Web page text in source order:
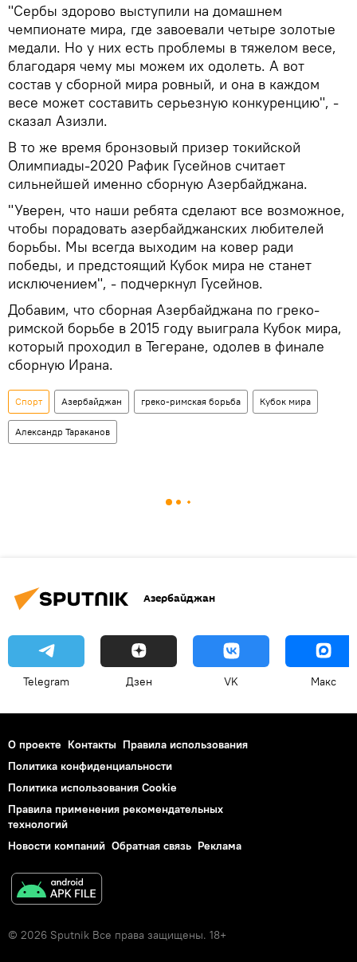
"Сербы здорово выступили на домашнем
чемпионате мира, где завоевали четыре золотые
медали. Но у них есть проблемы в тяжелом весе,
благодаря чему мы можем их одолеть. А вот
состав у сборной мира ровный, и она в каждом
весе может составить серьезную конкуренцию", -
сказал Азизли.
В то же время бронзовый призер токийской
Олимпиады-2020 Рафик Гусейнов считает
сильнейшей именно сборную Азербайджана.
"Уверен, что наши ребята сделают все возможное,
чтобы порадовать азербайджанских любителей
борьбы. Мы всегда выходим на ковер ради
победы, и предстоящий Кубок мира не станет
исключением", - подчеркнул Гусейнов.
Добавим, что сборная Азербайджана по греко-
римской борьбе в 2015 году выиграла Кубок мира,
который проходил в Тегеране, одолев в финале
сборную Ирана.
Спорт Азербайджан греко-римская борьба Кубок мира
Александр Тараканов
Азербайджан
Telegram Дзен VK Макс
О проекте Контакты Правила использования
Политика конфиденциальности
Политика использования Cookie
Правила применения рекомендательных
технологий
Новости компаний Обратная связь Реклама
© 2026 Sputnik Все права защищены. 18+